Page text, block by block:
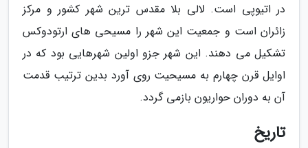
در اتیوپی است. لالی بلا مقدس ترین شهر کشور و مرکز
زائران است و جمعیت این شهر را مسیحی های ارتودوکس
تشکیل می دهند. این شهر جزو اولین شهرهایی بود که در
اوایل قرن چهارم به مسیحیت روی آورد بدین ترتیب قدمت
آن به دوران حواریون بازمی گردد.
تاریخ